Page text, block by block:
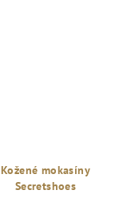
Kožené mokasíny
Secretshoes